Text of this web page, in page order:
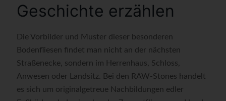
Geschichte erzählen
Die Vorbilder und Muster dieser besonderen
Bodenfliesen findet man nicht an der nächsten
Straßenecke, sondern im Herrenhaus, Schloss,
Anwesen oder Landsitz. Bei den RAW-Stones handelt
es sich um originalgetreue Nachbildungen edler